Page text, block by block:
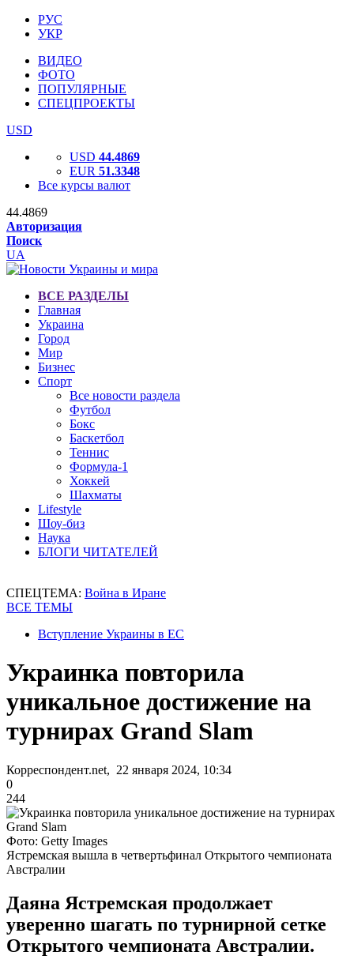
РУС
УКР
ВИДЕО
ФОТО
ПОПУЛЯРНЫЕ
СПЕЦПРОЕКТЫ
USD
USD 44.4869
EUR 51.3348
Все курсы валют
44.4869
Авторизация
Поиск
UA
ВСЕ РАЗДЕЛЫ
Главная
Украина
Город
Мир
Бизнес
Спорт
Все новости раздела
Футбол
Бокс
Баскетбол
Теннис
Формула-1
Хоккей
Шахматы
Lifestyle
Шоу-биз
Наука
БЛОГИ ЧИТАТЕЛЕЙ
СПЕЦТЕМА: Война в Иране
ВСЕ ТЕМЫ
Вступление Украины в ЕС
Украинка повторила
уникальное достижение на
турнирах Grand Slam
Корреспондент.net, 22 января 2024, 10:34
0
244
Фото: Getty Images
Ястремская вышла в четвертьфинал Открытого чемпионата
Австралии
Даяна Ястремская продолжает
уверенно шагать по турнирной сетке
Открытого чемпионата Австралии.